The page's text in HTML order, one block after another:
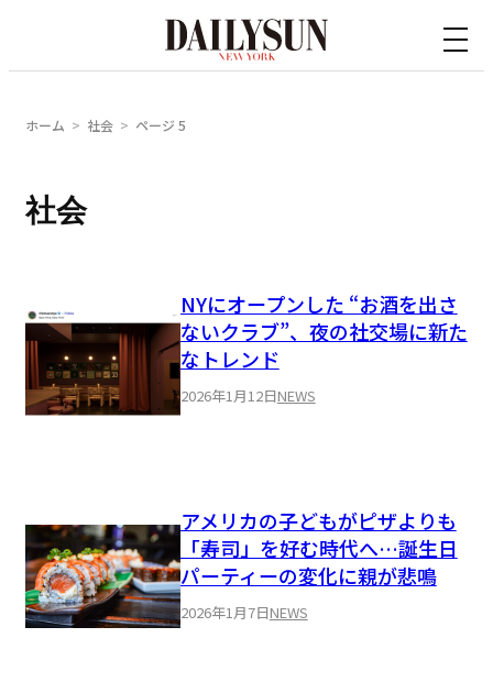
ホーム 社会 ページ 5
社会
NYにオープンした “お酒を出さ
ないクラブ”、夜の社交場に新た
なトレンド
2026年1月12日NEWS
アメリカの子どもがピザよりも
「寿司」を好む時代へ…誕生日
パーティーの変化に親が悲鳴
2026年1月7日NEWS